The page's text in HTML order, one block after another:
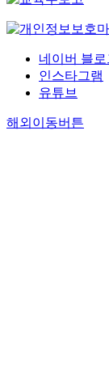
네이버 블로
인스타그램
유튜브
해외이동버튼